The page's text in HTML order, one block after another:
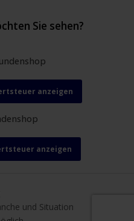
Sie sehen?
anzeigen
anzeigen
und Situation